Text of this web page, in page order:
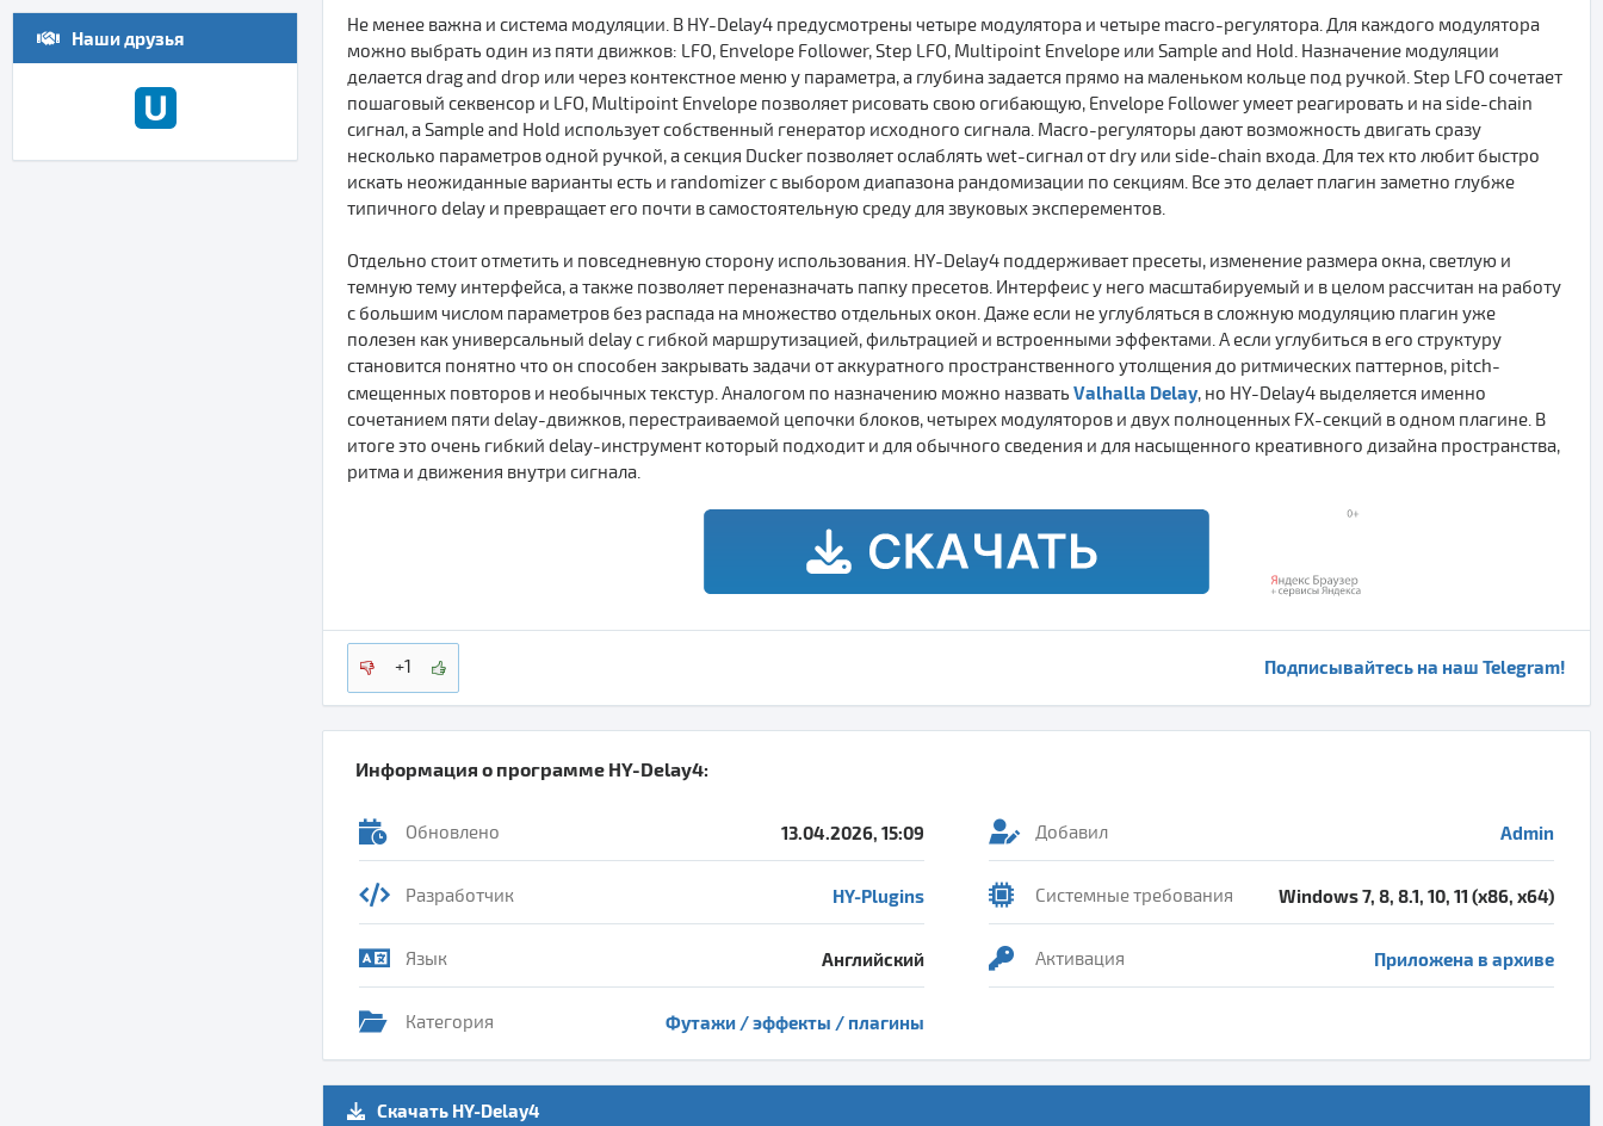
Не менее важна и система модуляции. В HY-Delay4 предусмотрены четыре модулятора и четыре macro-регулятора. Для каждого модулятора
можно выбрать один из пяти движков: LFO, Envelope Follower, Step LFO, Multipoint Envelope или Sample and Hold. Назначение модуляции
делается drag and drop или через контекстное меню у параметра, а глубина задается прямо на маленьком кольце под ручкой. Step LFO сочетает
пошаговый секвенсор и LFO, Multipoint Envelope позволяет рисовать свою огибающую, Envelope Follower умеет реагировать и на side-chain
сигнал, а Sample and Hold использует собственный генератор исходного сигнала. Macro-регуляторы дают возможность двигать сразу
несколько параметров одной ручкой, а секция Ducker позволяет ослаблять wet-сигнал от dry или side-chain входа. Для тех кто любит быстро
искать неожиданные варианты есть и randomizer с выбором диапазона рандомизации по секциям. Все это делает плагин заметно глубже
типичного delay и превращает его почти в самостоятельную среду для звуковых эксперементов.
Отдельно стоит отметить и повседневную сторону использования. HY-Delay4 поддерживает пресеты, изменение размера окна, светлую и
темную тему интерфейса, а также позволяет переназначать папку пресетов. Интерфеис у него масштабируемый и в целом рассчитан на работу
с большим числом параметров без распада на множество отдельных окон. Даже если не углубляться в сложную модуляцию плагин уже
полезен как универсальный delay с гибкой маршрутизацией, фильтрацией и встроенными эффектами. А если углубиться в его структуру
становится понятно что он способен закрывать задачи от аккуратного пространственного утолщения до ритмических паттернов, pitch-
смещенных повторов и необычных текстур. Аналогом по назначению можно назвать Valhalla Delay, но HY-Delay4 выделяется именно
сочетанием пяти delay-движков, перестраиваемой цепочки блоков, четырех модуляторов и двух полноценных FX-секций в одном плагине. В
итоге это очень гибкий delay-инструмент который подходит и для обычного сведения и для насыщенного креативного дизайна пространства,
ритма и движения внутри сигнала.
+1 Подписывайтесь на наш Telegram!
Информация о программе HY-Delay4:
Обновлено 13.04.2026, 15:09 Добавил Admin
Разработчик HY-Plugins Системные требования Windows 7, 8, 8.1, 10, 11 (x86, x64)
Язык Английский Активация Приложена в архиве
Категория Футажи / эффекты / плагины
Скачать HY-Delay4
Наши друзья